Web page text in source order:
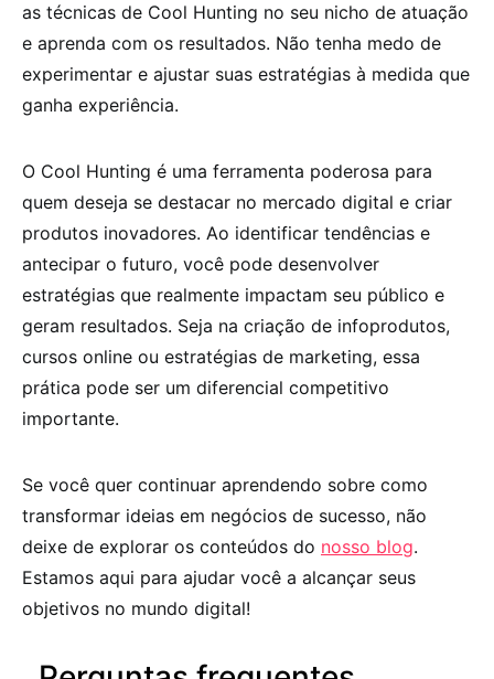
as técnicas de Cool Hunting no seu nicho de atuação
e aprenda com os resultados. Não tenha medo de
experimentar e ajustar suas estratégias à medida que
ganha experiência.
O Cool Hunting é uma ferramenta poderosa para
quem deseja se destacar no mercado digital e criar
produtos inovadores. Ao identificar tendências e
antecipar o futuro, você pode desenvolver
estratégias que realmente impactam seu público e
geram resultados. Seja na criação de infoprodutos,
cursos online ou estratégias de marketing, essa
prática pode ser um diferencial competitivo
importante.
Se você quer continuar aprendendo sobre como
transformar ideias em negócios de sucesso, não
deixe de explorar os conteúdos do nosso blog.
Estamos aqui para ajudar você a alcançar seus
objetivos no mundo digital!